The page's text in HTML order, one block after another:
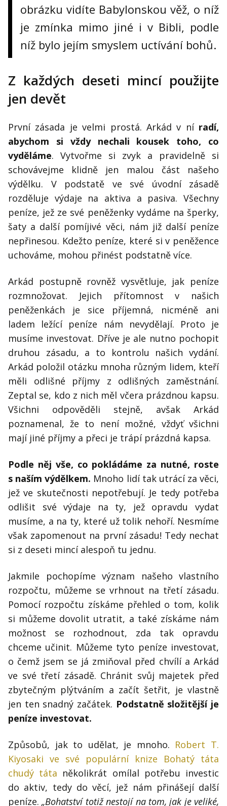
obrázku vidíte Babylonskou věž, o níž
je zmínka mimo jiné i v Bibli, podle
níž bylo jejím smyslem uctívání bohů.
Z každých deseti mincí použijte
jen devět
První zásada je velmi prostá. Arkád v ní radí,
abychom si vždy nechali kousek toho, co
vyděláme. Vytvořme si zvyk a pravidelně si
schovávejme klidně jen malou část našeho
výdělku. V podstatě ve své úvodní zásadě
rozděluje výdaje na aktiva a pasiva. Všechny
peníze, jež ze své peněženky vydáme na šperky,
šaty a další pomíjivé věci, nám již další peníze
nepřinesou. Kdežto peníze, které si v peněžence
uchováme, mohou přinést podstatně více.
Arkád postupně rovněž vysvětluje, jak peníze
rozmnožovat. Jejich přítomnost v našich
peněženkách je sice příjemná, nicméně ani
ladem ležící peníze nám nevydělají. Proto je
musíme investovat. Dříve je ale nutno pochopit
druhou zásadu, a to kontrolu našich vydání.
Arkád položil otázku mnoha různým lidem, kteří
měli odlišné příjmy z odlišných zaměstnání.
Zeptal se, kdo z nich měl včera prázdnou kapsu.
Všichni odpověděli stejně, avšak Arkád
poznamenal, že to není možné, vždyť všichni
mají jiné příjmy a přeci je trápí prázdná kapsa.
Podle něj vše, co pokládáme za nutné, roste
s naším výdělkem. Mnoho lidí tak utrácí za věci,
jež ve skutečnosti nepotřebují. Je tedy potřeba
odlišit své výdaje na ty, jež opravdu vydat
musíme, a na ty, které už tolik nehoří. Nesmíme
však zapomenout na první zásadu! Tedy nechat
si z deseti mincí alespoň tu jednu.
Jakmile pochopíme význam našeho vlastního
rozpočtu, můžeme se vrhnout na třetí zásadu.
Pomocí rozpočtu získáme přehled o tom, kolik
si můžeme dovolit utratit, a také získáme nám
možnost se rozhodnout, zda tak opravdu
chceme učinit. Můžeme tyto peníze investovat,
o čemž jsem se já zmiňoval před chvílí a Arkád
ve své třetí zásadě. Chránit svůj majetek před
zbytečným plýtváním a začít šetřit, je vlastně
jen ten snadný začátek. Podstatně složitější je
peníze investovat.
Způsobů, jak to udělat, je mnoho. Robert T.
Kiyosaki ve své populární knize Bohatý táta
chudý táta několikrát omílal potřebu investic
do aktiv, tedy do věcí, jež nám přinášejí další
peníze.„Bohatství totiž nestojí na tom, jak je veliké,